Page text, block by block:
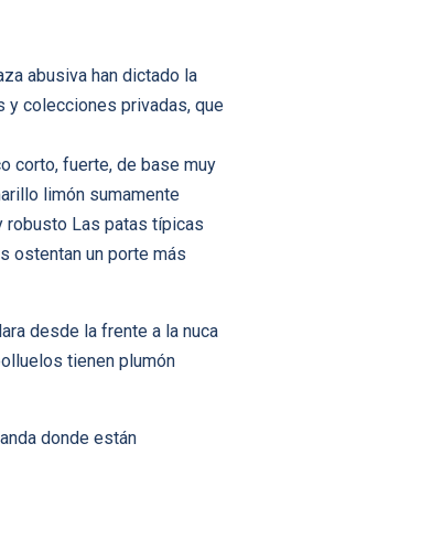
abusiva han dictado la
colecciones privadas, que
corto, fuerte, de base muy
limón sumamente
robusto Las patas típicas
ostentan un porte más
desde la frente a la nuca
tienen plumón
donde están